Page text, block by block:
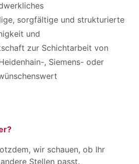
sorgfältige und strukturierte
und
zur Schichtarbeit von
, Siemens- oder
wir schauen, ob Ihr
Stellen passt.